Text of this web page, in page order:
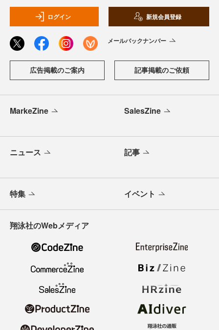
ログイン 新規会員登録
メールバックナンバー
広告掲載のご案内 記事掲載のご依頼
MarkeZine SalesZine
ニュース 記事
特集 イベント
翔泳社のWebメディア